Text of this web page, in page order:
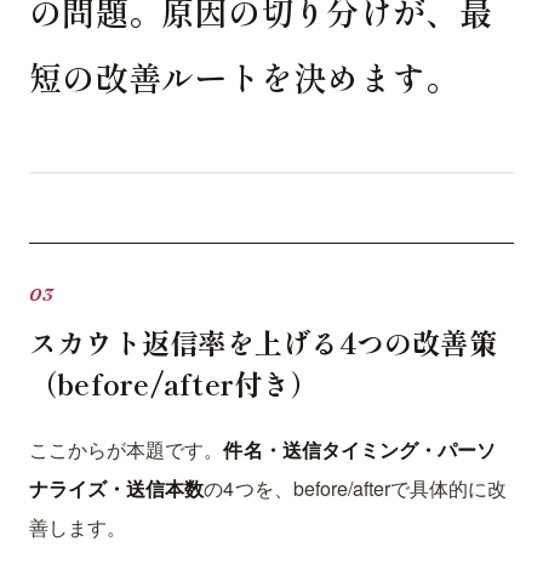
の問題。原因の切り分けが、最
短の改善ルートを決めます。
スカウト返信率を上げる4つの改善策
（before/after付き）
ここからが本題です。件名・送信タイミング・パーソ
ナライズ・送信本数の4つを、before/afterで具体的に改
善します。